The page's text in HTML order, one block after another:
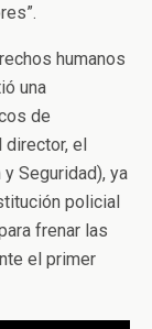
humanos
una
de
director, el
Seguridad), ya
policial
frenar las
el primer